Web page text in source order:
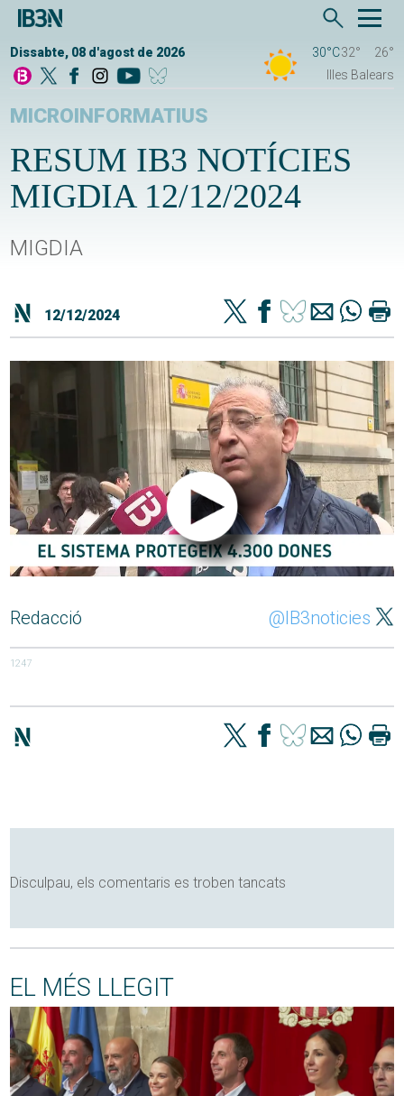
Dissabte, 08 d'agost de 2026 30°C32°
26°
Illes Balears
MICROINFORMATIUS
RESUM IB3 NOTÍCIES
MIGDIA 12/12/2024
MIGDIA
12/12/2024
Redacció @IB3noticies
1247
Disculpau, els comentaris es troben tancats
EL MÉS LLEGIT